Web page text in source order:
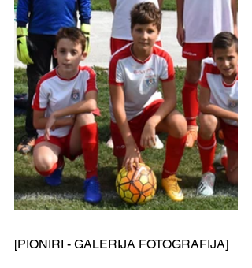
[PIONIRI - GALERIJA FOTOGRAFIJA]